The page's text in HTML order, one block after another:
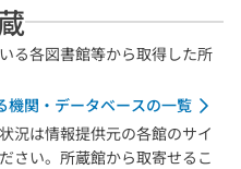
る各図書館等から取得した所
機関・データベースの一覧
況は情報提供元の各館のサイ
さい。所蔵館から取寄せるこ